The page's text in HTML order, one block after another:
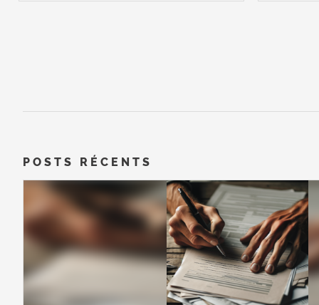
POSTS RÉCENTS